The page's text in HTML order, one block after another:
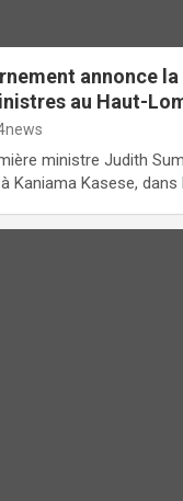
annonce
au Haut-
ministre Judith
Kaniama Kasese, dans